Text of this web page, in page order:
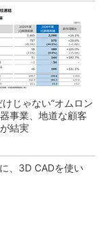
けじゃない”オムロン
事業、地道な顧客
結実
、3D CADを使い